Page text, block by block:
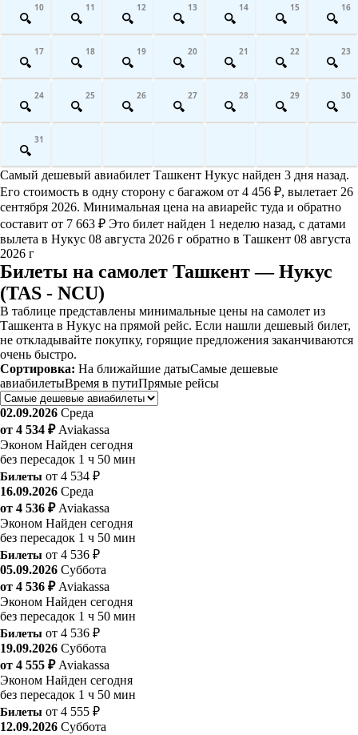
10 11 12 13 14 15 16
17 18 19 20 21 22 23
24 25 26 27 28 29 30
31
Самый дешевый авиабилет Ташкент Нукус найден 3 дня назад.
Его стоимость в одну сторону с багажом от 4 456 ₽, вылетает 26
сентября 2026. Минимальная цена на авиарейс туда и обратно
составит от 7 663 ₽ Это билет найден 1 неделю назад, с датами
вылета в Нукус 08 августа 2026 г обратно в Ташкент 08 августа
2026 г
Билеты на самолет Ташкент — Нукус
(TAS - NCU)
В таблице представлены минимальные цены на самолет из
Ташкента в Нукус на прямой рейс. Если нашли дешевый билет,
не откладывайте покупку, горящие предложения заканчиваются
очень быстро.
Сортировка: На ближайшие датыСамые дешевые
авиабилетыВремя в путиПрямые рейсы
02.09.2026 Среда
от 4 534 ₽ Aviakassa
Эконом Найден сегодня
без пересадок 1 ч 50 мин
Билеты от 4 534 ₽
16.09.2026 Среда
от 4 536 ₽ Aviakassa
Эконом Найден сегодня
без пересадок 1 ч 50 мин
Билеты от 4 536 ₽
05.09.2026 Суббота
от 4 536 ₽ Aviakassa
Эконом Найден сегодня
без пересадок 1 ч 50 мин
Билеты от 4 536 ₽
19.09.2026 Суббота
от 4 555 ₽ Aviakassa
Эконом Найден сегодня
без пересадок 1 ч 50 мин
Билеты от 4 555 ₽
12.09.2026 Суббота